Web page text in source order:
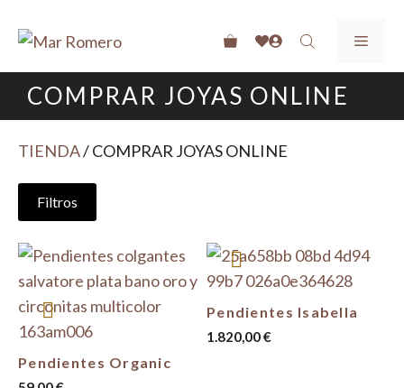
PRIMERA COMPRA
ENVIOS GRATIS A PARTIR DE 40€
RECOGIDA GRATIS EN TIENDA
COMPRAR JOYAS ONLINE
TIENDA/ COMPRAR JOYAS ONLINE
Filtros
Pendientes Organic
Pendientes Isabella
1.820,00€